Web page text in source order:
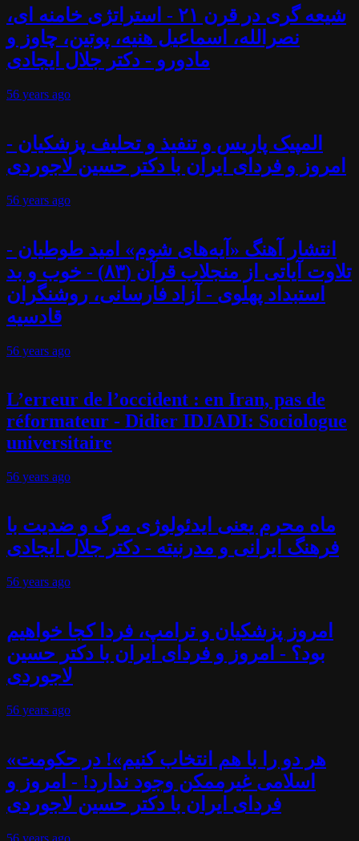
شیعه گری در قرن ۲۱ - استراتژی خامنه ای،
نصرالله، اسماعیل هنیه، پوتین، چاوز و
مادورو - دکتر جلال ایجادی
56 years ago
المپیک پاریس و تنفیذ و تحلیف پزشکیان -
امروز و فردای ایران با دکتر حسین لاجوردی
56 years ago
انتشار آهنگ «آیه‌های شوم» امید طوطیان -
تلاوت آیاتی از منجلاب قرآن (۸۳) - خوب و بد
استبداد پهلوی - آزاد فارسانی، روشنگران
قادسیه
56 years ago
L’erreur de l’occident : en Iran, pas de
réformateur - Didier IDJADI: Sociologue
universitaire
56 years ago
ماه محرم یعنی ایدئولوژی مرگ و ضدیت با
فرهنگ ایرانی و مدرنیته - دکتر جلال ایجادی
56 years ago
امروز پزشکیان و ترامپ، فردا کجا خواهیم
بود؟ - امروز و فردای ایران با دکتر حسین
لاجوردی
56 years ago
«هر دو را با هم انتخاب کنیم»! در حکومت
اسلامی غیرممکن وجود ندارد! - امروز و
فردای ایران با دکتر حسین لاجوردی
56 years ago